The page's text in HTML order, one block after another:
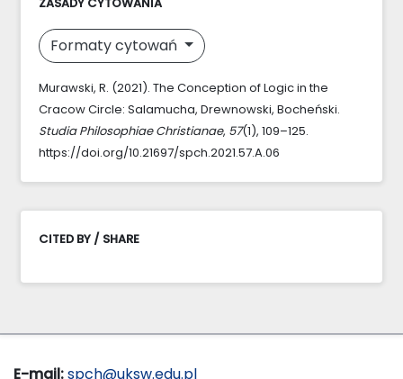
Formaty cytowań
Murawski, R. (2021). The Conception of Logic in the
Cracow Circle: Salamucha, Drewnowski, Bocheński.
Studia Philosophiae Christianae, 57(1), 109–125.
https://doi.org/10.21697/spch.2021.57.A.06
CITED BY / SHARE
E-mail:spch@uksw.edu.pl